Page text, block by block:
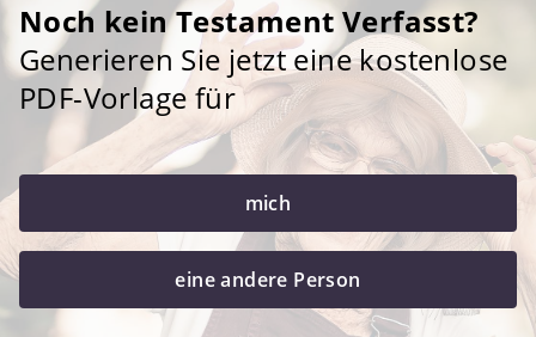
Noch kein Testament Verfasst?
Generieren Sie jetzt eine kostenlose
PDF-Vorlage für
mich
eine andere Person